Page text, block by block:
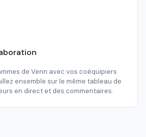
de Venn avec vos coéquipiers
ensemble sur le même tableau de
en direct et des commentaires.